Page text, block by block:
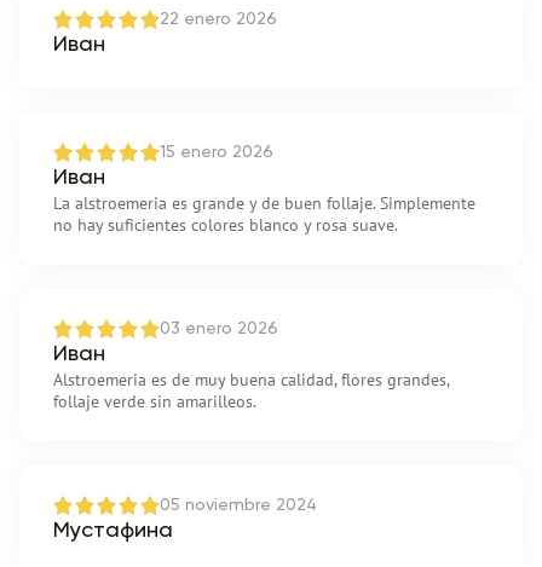
22 enero 2026
Иван
15 enero 2026
Иван
La alstroemeria es grande y de buen follaje. Simplemente
no hay suficientes colores blanco y rosa suave.
03 enero 2026
Иван
Alstroemeria es de muy buena calidad, flores grandes,
follaje verde sin amarilleos.
05 noviembre 2024
Мустафина